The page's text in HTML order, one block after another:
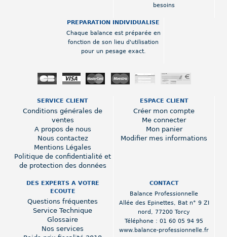
besoins
PREPARATION INDIVIDUALISE
Chaque balance est préparée en
fonction de son lieu d'utilisation
pour un pesage exact.
SERVICE CLIENT
Conditions générales de
ventes
A propos de nous
Nous contactez
Mentions Légales
Politique de confidentialité et
de protection des données
ESPACE CLIENT
Créer mon compte
Me connecter
Mon panier
Modifier mes informations
DES EXPERTS A VOTRE
ECOUTE
Questions fréquentes
Service Technique
Glossaire
Nos services
CONTACT
Balance Professionnelle
Allée des Epinettes, Bat n° 9 ZI
nord , 77200 Torcy
Téléphone : 01 60 05 94 95
www.balance-professionnelle.fr